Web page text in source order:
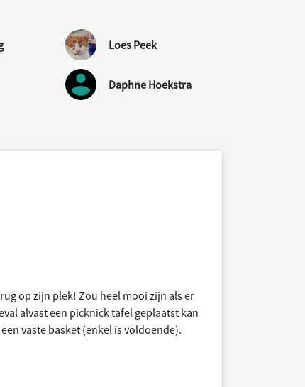
Loes Peek
Daphne Hoekstra
op zijn plek! Zou heel mooi zijn als er
alvast een picknick tafel geplaatst kan
vaste basket (enkel is voldoende).